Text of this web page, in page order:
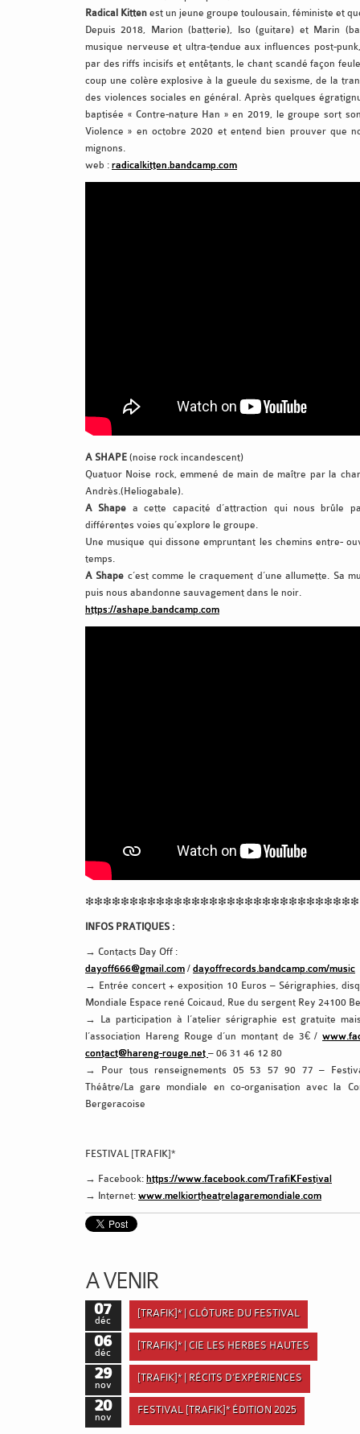
Radical Kitten est un jeune groupe toulousain, féministe et
Depuis 2018, Marion (batterie), Iso (guitare) et Marin
musique nerveuse et ultra-tendue aux influences post-
par des riffs incisifs et entêtants, le chant scandé façon
coup une colère explosive à la gueule du sexisme, de la
des violences sociales en général. Après quelques
baptisée « Contre-nature Han » en 2019, le groupe sort
Violence » en octobre 2020 et entend bien prouver que
mignons.
web : radicalkitten.bandcamp.com
A SHAPE (noise rock incandescent)
Quatuor Noise rock, emmené de main de maître par la
Andrès.(Heliogabale).
A Shape a cette capacité d’attraction qui nous brûle
différentes voies qu’explore le groupe.
Une musique qui dissone empruntant les chemins entre-
temps.
A Shape c’est comme le craquement d’une allumette. Sa
puis nous abandonne sauvagement dans le noir.
https://ashape.bandcamp.com
INFOS PRATIQUES :
→ Contacts Day Off :
dayoff666@gmail.com / dayoffrecords.bandcamp.com/music
→ Entrée concert + exposition 10 Euros – Sérigraphies,
Mondiale Espace rené Coicaud, Rue du sergent Rey 24100
→ La participation à l’atelier sérigraphie est gratuite
l’association Hareng Rouge d’un montant de 3€ /
contact@hareng-rouge.net – 06 31 46 12 80
→ Pour tous renseignements 05 53 57 90 77 –
Théâtre/La gare mondiale en co-organisation avec la
Bergeracoise
FESTIVAL [TRAFIK]*
→ Facebook: https://www.facebook.com/TrafiKFestival
→ Internet: www.melkiortheatrelagaremondiale.com
A VENIR
07
déc
[TRAFIK]* | CLÔTURE DU FESTIVAL
06
déc
[TRAFIK]* | CIE LES HERBES HAUTES
29
nov
[TRAFIK]* | RÉCITS D’EXPÉRIENCES
20
nov
FESTIVAL [TRAFIK]* ÉDITION 2025